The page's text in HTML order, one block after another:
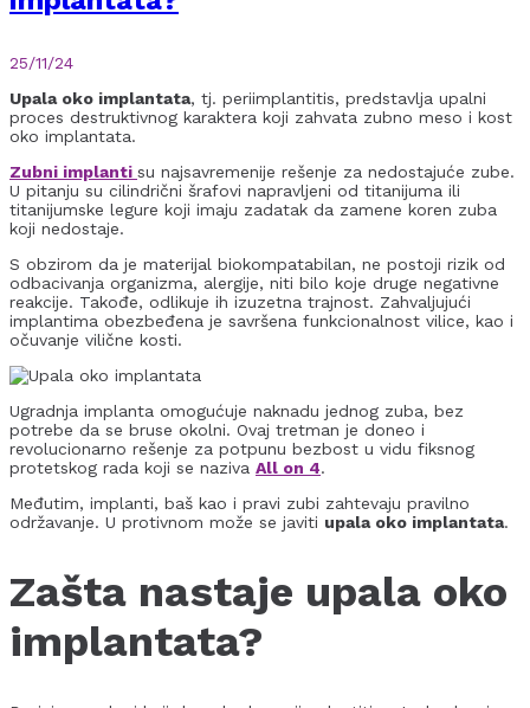
25/11/24
Upala oko implantata, tj. periimplantitis, predstavlja upalni
proces destruktivnog karaktera koji zahvata zubno meso i kost
oko implantata.
Zubni implanti su najsavremenije rešenje za nedostajuće zube.
U pitanju su cilindrični šrafovi napravljeni od titanijuma ili
titanijumske legure koji imaju zadatak da zamene koren zuba
koji nedostaje.
S obzirom da je materijal biokompatabilan, ne postoji rizik od
odbacivanja organizma, alergije, niti bilo koje druge negativne
reakcije. Takođe, odlikuje ih izuzetna trajnost. Zahvaljujući
implantima obezbeđena je savršena funkcionalnost vilice, kao i
očuvanje vilične kosti.
Ugradnja implanta omogućuje naknadu jednog zuba, bez
potrebe da se bruse okolni. Ovaj tretman je doneo i
revolucionarno rešenje za potpunu bezbost u vidu fiksnog
protetskog rada koji se naziva All on 4.
Međutim, implanti, baš kao i pravi zubi zahtevaju pravilno
održavanje. U protivnom može se javiti upala oko implantata.
Zašta nastaje upala oko
implantata?